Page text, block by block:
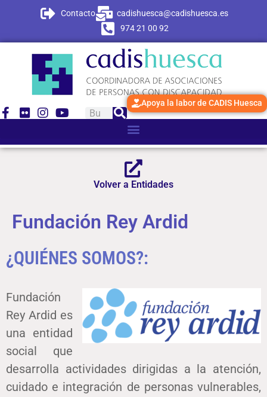
contenido Contacto
cadishuesca@cadishuesca.es
974 21 00 92
Apoya la labor de CADIS Huesca
Volver a Entidades
Fundación Rey Ardid
¿QUIÉNES SOMOS?:
Fundación
Rey Ardid es
una entidad
social que
desarrolla actividades dirigidas a la atención,
cuidado e integración de personas vulnerables,